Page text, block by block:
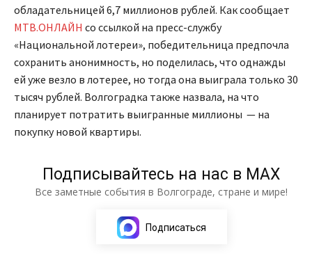
обладательницей 6,7 миллионов рублей. Как сообщает
МТВ.ОНЛАЙН со ссылкой на пресс-службу
«Национальной лотереи», победительница предпочла
сохранить анонимность, но поделилась, что однажды
ей уже везло в лотерее, но тогда она выиграла только 30
тысяч рублей. Волгоградка также назвала, на что
планирует потратить выигранные миллионы — на
покупку новой квартиры.
Подписывайтесь на нас в МАХ
Все заметные события в Волгограде, стране и мире!
Подписаться